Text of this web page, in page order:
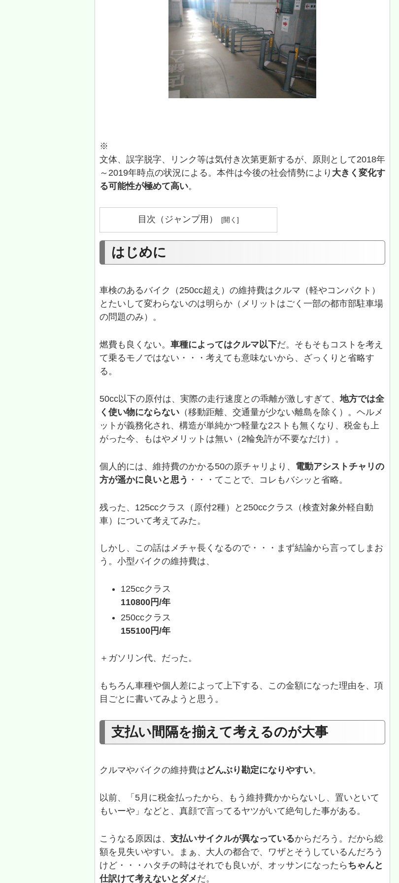
※
文体、誤字脱字、リンク等は気付き次第更新するが、原則として2018年
～2019年時点の状況による。本件は今後の社会情勢により 大きく変化す
る可能性が極めて高い。
目次（ジャンプ用）
はじめに
車検のあるバイク（250cc超え）の維持費はクルマ（軽やコンパクト）
とたいして変わらないのは明らか（メリットはごく一部の都市部駐車場
の問題のみ）。
燃費も良くない。 車種によってはクルマ以下だ。そもそもコストを考え
て乗るモノではない・・・考えても意味ないから、ざっくりと省略す
る。
50cc以下の原付は、実際の走行速度との乖離が激しすぎて、地方では全
く使い物にならない（移動距離、交通量が少ない離島を除く）。ヘルメ
ットが義務化され、構造が単純かつ軽量な2ストも無くなり、税金も上
がった今、もはやメリットは無い（2輪免許が不要なだけ）。
個人的には、維持費のかかる50の原チャリより、 電動アシストチャリの
方が遥かに良いと思う ・・・てことで、コレもバシッと省略。
残った、125ccクラス（原付2種）と250ccクラス（検査対象外軽自動
車）について考えてみた。
しかし、この話はメチャ長くなるので・・・まず結論から言ってしまお
う。小型バイクの維持費は、
125ccクラス
110800円/年
250ccクラス
155100円/年
＋ガソリン代、だった。
もちろん車種や個人差によって上下する、この金額になった理由を、項
目ごとに書いてみようと思う。
支払い間隔を揃えて考えるのが大事
クルマやバイクの維持費は どんぶり勘定になりやすい。
以前、「5月に税金払ったから、もう維持費かからないし、置いといて
もいーや」などと、真顔で言ってるヤツがいて絶句した事がある。
こうなる原因は、 支払いサイクルが異なっているからだろう。だから総
額を見失いやすい。まぁ、大人の都合で、ワザとそうしているんだろう
けど・・・ハタチの時はそれでも良いが、オッサンになったら ちゃんと
仕訳けて考えないとダメだ。